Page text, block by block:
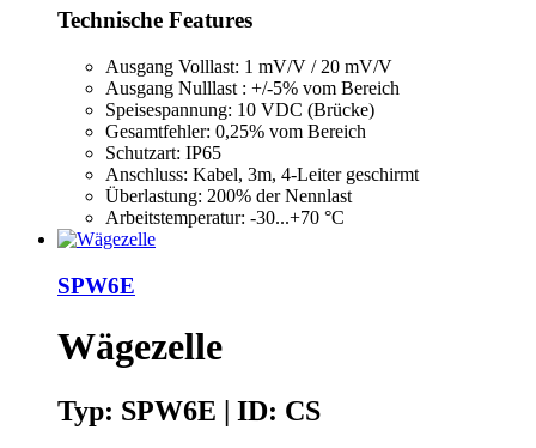
Technische Features
Ausgang Volllast: 1 mV/V / 20 mV/V
Ausgang Nulllast : +/-5% vom Bereich
Speisespannung: 10 VDC (Brücke)
Gesamtfehler: 0,25% vom Bereich
Schutzart: IP65
Anschluss: Kabel, 3m, 4-Leiter geschirmt
Überlastung: 200% der Nennlast
Arbeitstemperatur: -30...+70 °C
SPW6E
Wägezelle
Typ: SPW6E | ID: CS